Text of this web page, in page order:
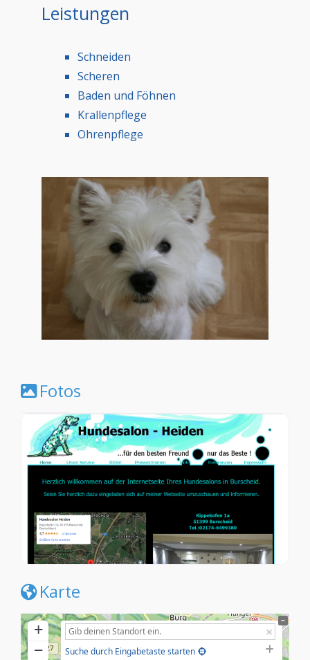
Leistungen
Schneiden
Scheren
Baden und Föhnen
Krallenpflege
Ohrenpflege
Fotos
Karte
+
−
Suche durch Eingabetaste starten